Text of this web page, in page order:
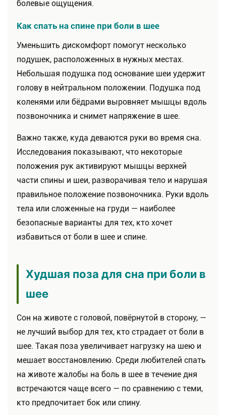
болевые ощущения.
Как спать на спине при боли в шее
Уменьшить дискомфорт помогут несколько
подушек, расположенных в нужных местах.
Небольшая подушка под основание шеи удержит
голову в нейтральном положении. Подушка под
коленями или бёдрами выровняет мышцы вдоль
позвоночника и снимет напряжение в шее.
Важно также, куда деваются руки во время сна.
Исследования показывают, что некоторые
положения рук активируют мышцы верхней
части спины и шеи, разворачивая тело и нарушая
правильное положение позвоночника. Руки вдоль
тела или сложенные на груди — наиболее
безопасные варианты для тех, кто хочет
избавиться от боли в шее и спине.
Худшая поза для сна при боли в
шее
Сон на животе с головой, повёрнутой в сторону, —
не лучший выбор для тех, кто страдает от боли в
шее. Такая поза увеличивает нагрузку на шею и
мешает восстановлению. Среди любителей спать
на животе жалобы на боль в шее в течение дня
встречаются чаще всего — по сравнению с теми,
кто предпочитает бок или спину.